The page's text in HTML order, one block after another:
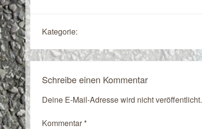
Kategorie:
Schreibe einen Kommentar
Deine E-Mail-Adresse wird nicht veröffentlicht.
Kommentar*